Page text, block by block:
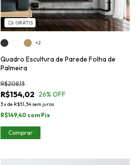
GRÁTIS
Quadro Escultura de Parede Folha de
Palmeira
R$154,02
R$208,13
26% OFF
3xde R$51,34 sem juros
R$149,40 com Pix
+2
Comprar